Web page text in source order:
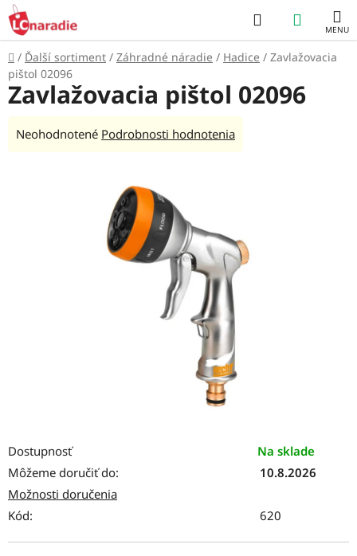
Prejsť
na
obsah
Hľadať
KOŠÍK
Domov
/ Ďalší sortiment / Záhradné náradie / Hadice / Zavlažovacia
pištol 02096
Dostupnosť
Na sklade
Môžeme doručiť do:
10.8.2026
Možnosti doručenia
Kód:
620
Zavlažovacia pištol 02096
Priemerné
Neohodnotené Podrobnosti hodnotenia